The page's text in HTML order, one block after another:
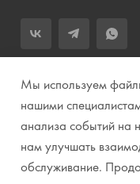
+7 (343)
Заказать звонок
620144, г.
«Весенний», 2 этаж,
Мы используем
нашими
анализа событий на
нам улучшать
обслуживание.